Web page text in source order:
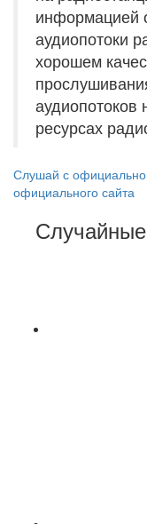
информацией
аудиопотоки
хорошем
ресурсах
Слушай с
официального сайта